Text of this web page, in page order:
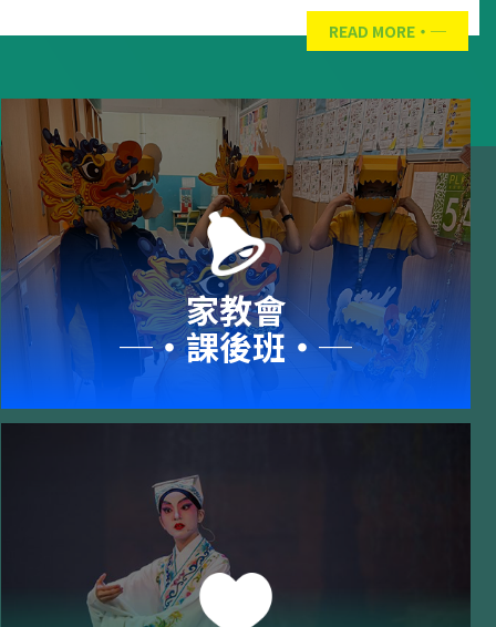
READ MORE
家教會
─‧課後班‧─